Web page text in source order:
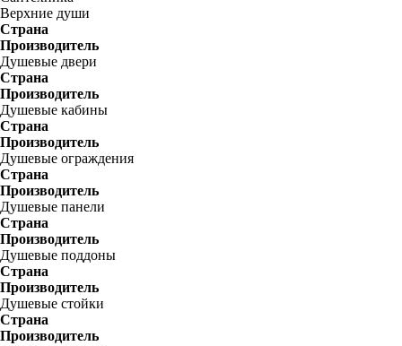
Верхние души
Страна
Производитель
Душевые двери
Страна
Производитель
Душевые кабины
Страна
Производитель
Душевые ограждения
Страна
Производитель
Душевые панели
Страна
Производитель
Душевые поддоны
Страна
Производитель
Душевые стойки
Страна
Производитель